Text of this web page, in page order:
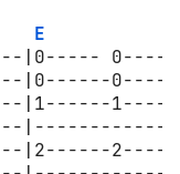
E
|0-----
|0------
|1------
|2------